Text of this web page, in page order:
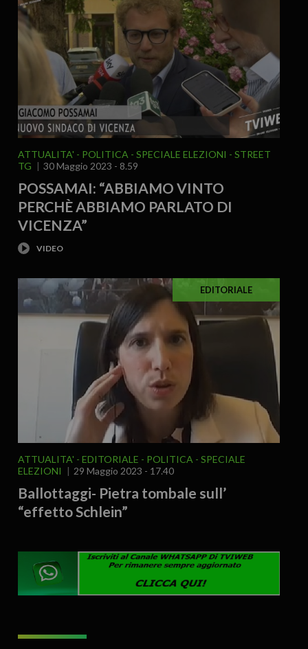
ATTUALITA' POLITICA SPECIALE ELEZIONI
STREET
TG
30 Maggio 2023 - 8.59
POSSAMAI: “ABBIAMO VINTO
PERCHÈ ABBIAMO PARLATO DI
VICENZA”
EDITORIALE
ATTUALITA' EDITORIALE POLITICA
SPECIALE
ELEZIONI
29 Maggio 2023 - 17.40
Ballottaggi- Pietra tombale sull’
“effetto Schlein”